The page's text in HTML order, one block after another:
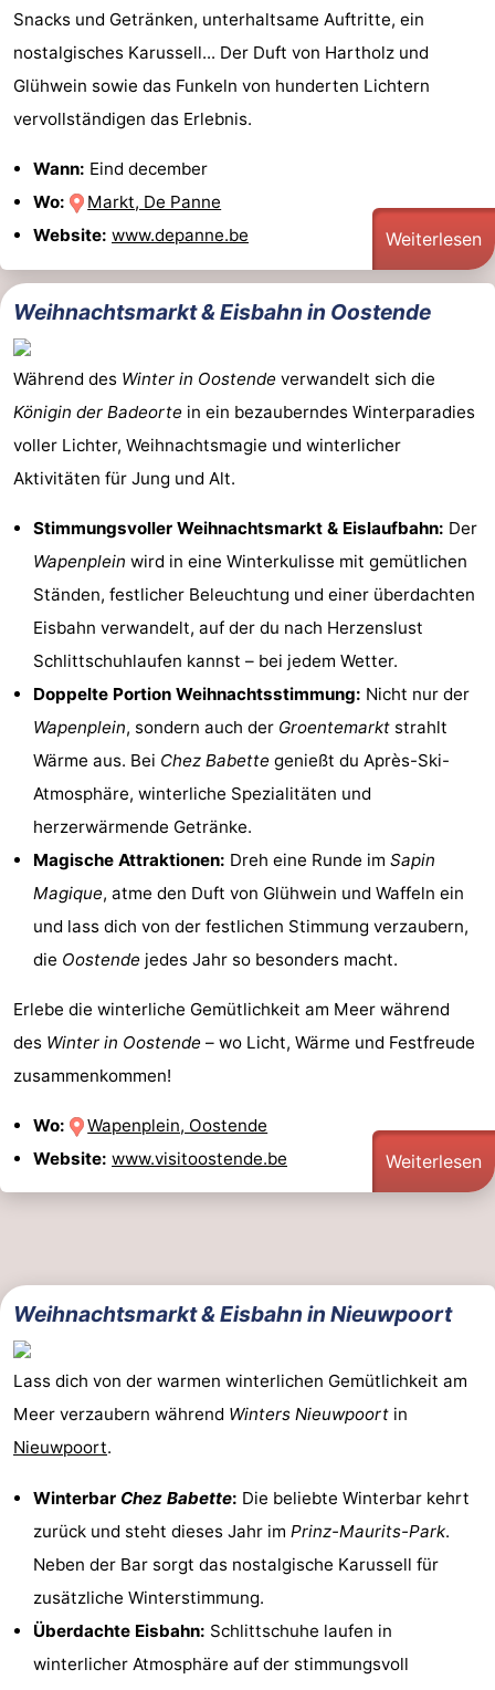
Snacks und Getränken, unterhaltsame Auftritte, ein
nostalgisches Karussell... Der Duft von Hartholz und
Glühwein sowie das Funkeln von hunderten Lichtern
vervollständigen das Erlebnis.
Wann: Eind december
Wo:
Markt, De Panne
Website: www.depanne.be Weiterlesen
Weihnachtsmarkt & Eisbahn in Oostende
Während des Winter in Oostende verwandelt sich die
Königin der Badeorte in ein bezauberndes Winterparadies
voller Lichter, Weihnachtsmagie und winterlicher
Aktivitäten für Jung und Alt.
Stimmungsvoller Weihnachtsmarkt & Eislaufbahn: Der
Wapenplein wird in eine Winterkulisse mit gemütlichen
Ständen, festlicher Beleuchtung und einer überdachten
Eisbahn verwandelt, auf der du nach Herzenslust
Schlittschuhlaufen kannst – bei jedem Wetter.
Doppelte Portion Weihnachtsstimmung: Nicht nur der
Wapenplein, sondern auch der Groentemarkt strahlt
Wärme aus. Bei Chez Babette genießt du Après-Ski-
Atmosphäre, winterliche Spezialitäten und
herzerwärmende Getränke.
Magische Attraktionen: Dreh eine Runde im Sapin
Magique, atme den Duft von Glühwein und Waffeln ein
und lass dich von der festlichen Stimmung verzaubern,
die Oostende jedes Jahr so besonders macht.
Erlebe die winterliche Gemütlichkeit am Meer während
des Winter in Oostende – wo Licht, Wärme und Festfreude
zusammenkommen!
Wo:
Wapenplein, Oostende
Website: www.visitoostende.be Weiterlesen
Weihnachtsmarkt & Eisbahn in Nieuwpoort
Lass dich von der warmen winterlichen Gemütlichkeit am
Meer verzaubern während Winters Nieuwpoort in
Nieuwpoort.
Winterbar Chez Babette: Die beliebte Winterbar kehrt
zurück und steht dieses Jahr im Prinz-Maurits-Park.
Neben der Bar sorgt das nostalgische Karussell für
zusätzliche Winterstimmung.
Überdachte Eisbahn: Schlittschuhe laufen in
winterlicher Atmosphäre auf der stimmungsvoll